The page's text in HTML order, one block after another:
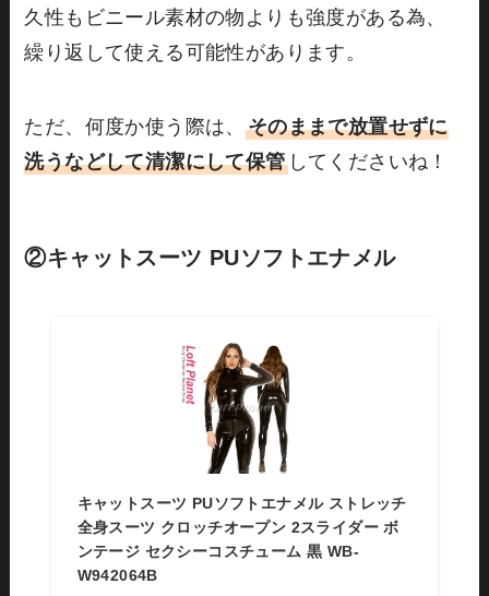
久性もビニール素材の物よりも強度がある為、
繰り返して使える可能性があります。
ただ、何度か使う際は、 そのままで放置せずに
洗うなどして清潔にして保管してくださいね！
②キャットスーツ PUソフトエナメル
キャットスーツ PUソフトエナメル ストレッチ
全身スーツ クロッチオープン 2スライダー ボ
ンテージ セクシーコスチューム 黒 WB-
W942064B